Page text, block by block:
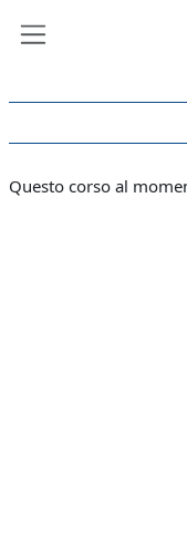
Questo corso al